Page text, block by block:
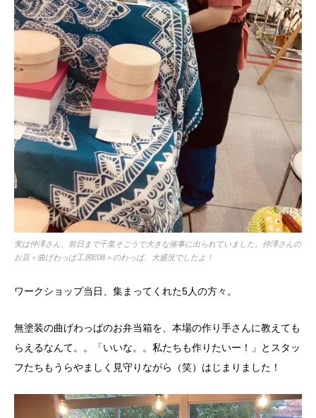
実は仲澤さん、前日まで千葉そごうで大きな催事に出られていました。仲澤さんの
お店＜曲げわっぱ工房E08＞のわっぱ、大盛況でしたよ！
ワークショップ当日、集まってくれた5人の方々。
無塗装の曲げわっぱのお弁当箱を、本場の作り手さんに教えても
らえるなんて。。「いいな。。私たちも作りたいー！」とスタッ
フたちもうらやましく見守りながら（笑）はじまりました！